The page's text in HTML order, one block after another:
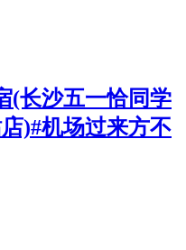
(长沙五一恰同学
)#机场过来方不